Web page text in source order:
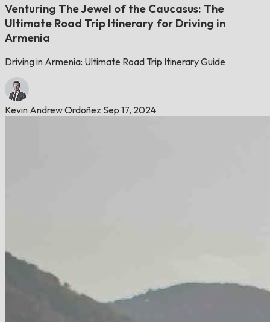
Venturing The Jewel of the Caucasus: The
Ultimate Road Trip Itinerary for Driving in
Armenia
Driving in Armenia: Ultimate Road Trip Itinerary Guide
Kevin Andrew Ordoñez Sep 17, 2024